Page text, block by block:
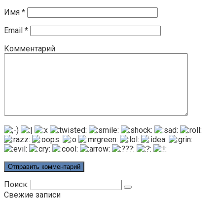
Имя *
Email *
Комментарий
Поиск:
Свежие записи